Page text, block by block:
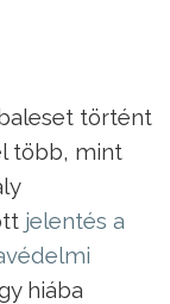
történt
több, mint
jelentés a
hiába